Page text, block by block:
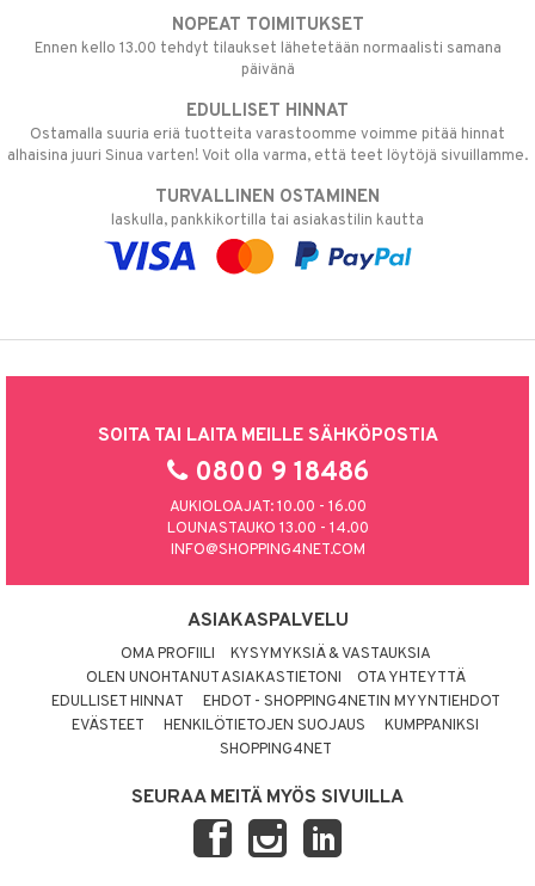
NOPEAT TOIMITUKSET
Ennen kello 13.00 tehdyt tilaukset lähetetään normaalisti samana
päivänä
EDULLISET HINNAT
Ostamalla suuria eriä tuotteita varastoomme voimme pitää hinnat
alhaisina juuri Sinua varten! Voit olla varma, että teet löytöjä sivuillamme.
TURVALLINEN OSTAMINEN
laskulla, pankkikortilla tai asiakastilin kautta
SOITA TAI LAITA MEILLE SÄHKÖPOSTIA
0800 9 18486
AUKIOLOAJAT: 10.00 - 16.00
LOUNASTAUKO 13.00 - 14.00
INFO@SHOPPING4NET.COM
ASIAKASPALVELU
OMA PROFIILI
KYSYMYKSIÄ & VASTAUKSIA
OLEN UNOHTANUT ASIAKASTIETONI
OTA YHTEYTTÄ
EDULLISET HINNAT
EHDOT - SHOPPING4NETIN MYYNTIEHDOT
EVÄSTEET
HENKILÖTIETOJEN SUOJAUS
KUMPPANIKSI
SHOPPING4NET
SEURAA MEITÄ MYÖS SIVUILLA